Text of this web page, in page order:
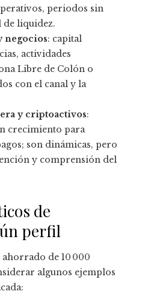
periodos sin
de liquidez.
negocios: capital
actividades
Libre de Colón o
con el canal y la
y criptoactivos:
crecimiento para
son dinámicas, pero
y comprensión del
de
perfil
de 10 000
algunos ejemplos